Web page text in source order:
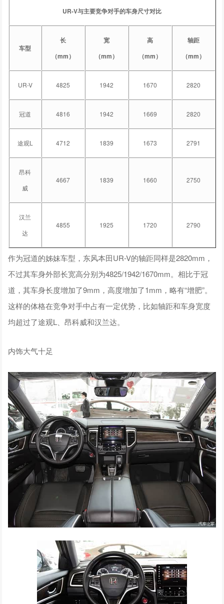
UR-V与主要竞争对手的车身尺寸对比
车型
长
（mm）
宽
（mm）
高
（mm）
轴距
（mm）
UR-V 4825 1942 1670 2820
冠道 4816 1942 1669 2820
途观L 4712 1839 1673 2791
昂科
威
4667 1839 1660 2750
汉兰
达
4855 1925 1720 2790
作为冠道的姊妹车型，东风本田UR-V的轴距同样是2820mm，
不过其车身外部长宽高分别为4825/1942/1670mm。相比于冠
道，其车身长度增加了9mm，高度增加了1mm，略有“增肥”。
这样的体格在竞争对手中占有一定优势，比如轴距和车身宽度
均超过了途观L、昂科威和汉兰达。
内饰大气十足